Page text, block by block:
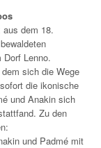
aus dem 18.
Dorf Lenno.
sich die Wege
die ikonische
und Anakin sich
Zu den
und Padmé mit